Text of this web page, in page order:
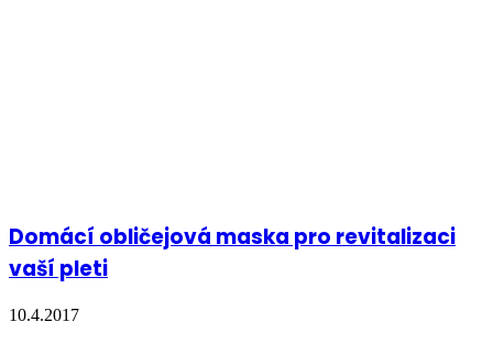
Domácí obličejová maska pro revitalizaci
vaší pleti
10.4.2017